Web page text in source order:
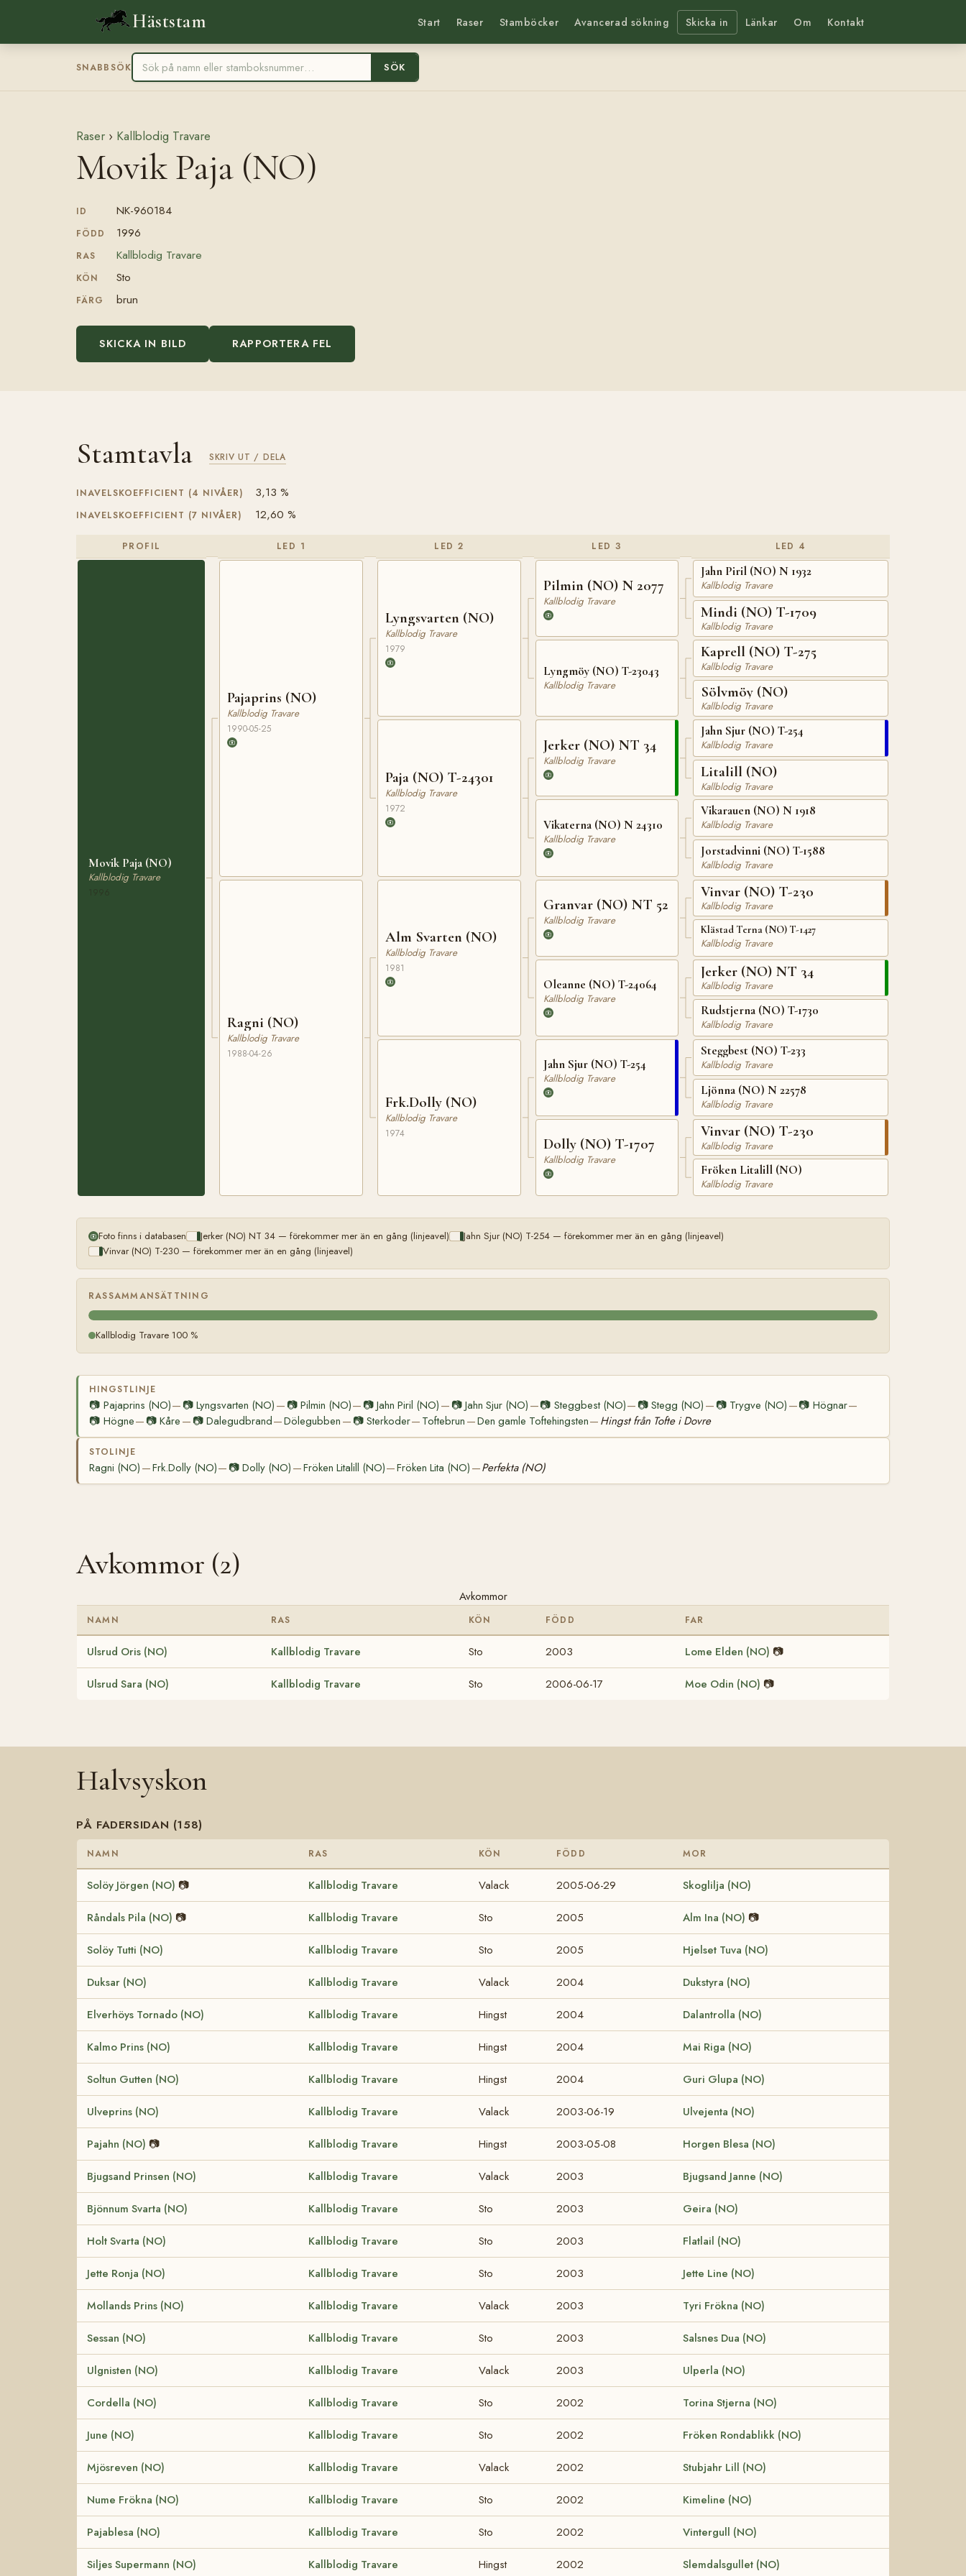
Häststam Start Raser Stamböcker Avancerad sökning Skicka in Länkar Om Kontakt
SNABBSÖK SÖK
Raser › Kallblodig Travare
Movik Paja (NO)
ID NK-960184
FÖDD 1996
RAS Kallblodig Travare
KÖN Sto
FÄRG brun
SKICKA IN BILD RAPPORTERA FEL
Stamtavla SKRIV UT / DELA
INAVELSKOEFFICIENT (4 NIVÅER) 3,13 %
INAVELSKOEFFICIENT (7 NIVÅER) 12,60 %
PROFIL
Movik Paja (NO)
Kallblodig Travare
LED 1
Pajaprins (NO)
Kallblodig Travare
1990-05-25
Ragni (NO)
Kallblodig Travare
1988-04-26
LED 2
Lyngsvarten (NO)
Kallblodig Travare
1979
Paja (NO) T-24301
Kallblodig Travare
1972
Alm Svarten (NO)
Kallblodig Travare
1981
Frk.Dolly (NO)
Kallblodig Travare
1974
LED 3
Pilmin (NO) N 2077
Kallblodig Travare
Lyngmöy (NO) T-23043
Kallblodig Travare
Jerker (NO) NT 34
Kallblodig Travare
Vikaterna (NO) N 24310
Kallblodig Travare
Granvar (NO) NT 52
Kallblodig Travare
Oleanne (NO) T-24064
Kallblodig Travare
Jahn Sjur (NO) T-254
Kallblodig Travare
Dolly (NO) T-1707
Kallblodig Travare
LED 4
Jahn Piril (NO) N 1932
Kallblodig Travare
Mindi (NO) T-1709
Kallblodig Travare
Kaprell (NO) T-275
Kallblodig Travare
Sölvmöy (NO)
Kallblodig Travare
Jahn Sjur (NO) T-254
Kallblodig Travare
Litalill (NO)
Kallblodig Travare
Vikarauen (NO) N 1918
Kallblodig Travare
Jorstadvinni (NO) T-1588
Kallblodig Travare
Vinvar (NO) T-230
Kallblodig Travare
Klästad Terna (NO) T-1427
Kallblodig Travare
Jerker (NO) NT 34
Kallblodig Travare
Rudstjerna (NO) T-1730
Kallblodig Travare
Steggbest (NO) T-233
Kallblodig Travare
Ljönna (NO) N 22578
Kallblodig Travare
Vinvar (NO) T-230
Kallblodig Travare
Fröken Litalill (NO)
Kallblodig Travare
Foto finns i databasen Jerker (NO) NT 34 — förekommer mer än en gång (linjeavel)
Jahn Sjur (NO) T-254 — förekommer mer än en gång (linjeavel)
Vinvar (NO) T-230 — förekommer mer än en gång (linjeavel)
RASSAMMANSÄTTNING
Kallblodig Travare 100 %
HINGSTLINJE
📷 Pajaprins (NO)— 📷Lyngsvarten (NO) — 📷 Pilmin (NO)— 📷 Jahn Piril (NO) — 📷Jahn Sjur (NO) —📷 Steggbest (NO)— 📷Stegg (NO) — 📷 Trygve (NO) —📷 Högnar—
📷 Högne— 📷Kåre — 📷 Dalegudbrand—Dölegubben — 📷 Sterkoder— Toftebrun —Den gamle Toftehingsten— Hingst från Tofte i Dovre
STOLINJE
Ragni (NO) —Frk.Dolly (NO)— 📷Dolly (NO) —Fröken Litalill (NO)—Fröken Lita (NO) —Perfekta (NO)
Avkommor (2)
Avkommor
NAMN RAS KÖN FÖDD FAR
Ulsrud Oris (NO) Kallblodig Travare Sto 2003 Lome Elden (NO) 📷
Ulsrud Sara (NO) Kallblodig Travare Sto 2006-06-17 Moe Odin (NO) 📷
Halvsyskon
PÅ FADERSIDAN (158)
NAMN RAS KÖN FÖDD MOR
Solöy Jörgen (NO) 📷 Kallblodig Travare Valack 2005-06-29 Skoglilja (NO)
Råndals Pila (NO) 📷 Kallblodig Travare Sto 2005 Alm Ina (NO) 📷
Solöy Tutti (NO) Kallblodig Travare Sto 2005 Hjelset Tuva (NO)
Duksar (NO) Kallblodig Travare Valack 2004 Dukstyra (NO)
Elverhöys Tornado (NO) Kallblodig Travare Hingst 2004 Dalantrolla (NO)
Kalmo Prins (NO) Kallblodig Travare Hingst 2004 Mai Riga (NO)
Soltun Gutten (NO) Kallblodig Travare Hingst 2004 Guri Glupa (NO)
Ulveprins (NO) Kallblodig Travare Valack 2003-06-19 Ulvejenta (NO)
Pajahn (NO) 📷 Kallblodig Travare Hingst 2003-05-08 Horgen Blesa (NO)
Bjugsand Prinsen (NO) Kallblodig Travare Valack 2003 Bjugsand Janne (NO)
Bjönnum Svarta (NO) Kallblodig Travare Sto 2003 Geira (NO)
Holt Svarta (NO) Kallblodig Travare Sto 2003 Flatlail (NO)
Jette Ronja (NO) Kallblodig Travare Sto 2003 Jette Line (NO)
Mollands Prins (NO) Kallblodig Travare Valack 2003 Tyri Frökna (NO)
Sessan (NO) Kallblodig Travare Sto 2003 Salsnes Dua (NO)
Ulgnisten (NO) Kallblodig Travare Valack 2003 Ulperla (NO)
Cordella (NO) Kallblodig Travare Sto 2002 Torina Stjerna (NO)
June (NO) Kallblodig Travare Sto 2002 Fröken Rondablikk (NO)
Mjösreven (NO) Kallblodig Travare Valack 2002 Stubjahr Lill (NO)
Nume Frökna (NO) Kallblodig Travare Sto 2002 Kimeline (NO)
Pajablesa (NO) Kallblodig Travare Sto 2002 Vintergull (NO)
Siljes Supermann (NO) Kallblodig Travare Hingst 2002 Slemdalsgullet (NO)